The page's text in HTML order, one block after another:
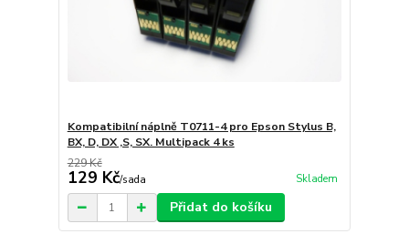
Kompatibilní náplně T0711-4 pro Epson Stylus B,
BX, D, DX ,S, SX. Multipack 4 ks
229 Kč
129 Kč/sada Skladem
Přidat do košíku